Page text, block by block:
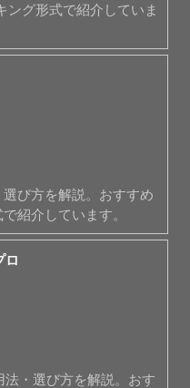
ング形式で紹介していま
び方を解説。おすすめ
紹介しています。
ロ
・選び方を解説。おす